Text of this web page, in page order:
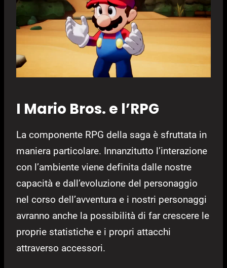
I Mario Bros. e l’RPG
La componente RPG della saga è sfruttata in
maniera particolare. Innanzitutto l’interazione
con l’ambiente viene definita dalle nostre
capacità e dall’evoluzione del personaggio
nel corso dell’avventura e i nostri personaggi
avranno anche la possibilità di far crescere le
proprie statistiche e i propri attacchi
attraverso accessori.